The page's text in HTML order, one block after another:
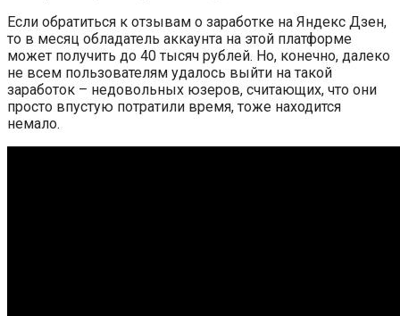
Если обратиться к отзывам о заработке на Яндекс Дзен,
то в месяц обладатель аккаунта на этой платформе
может получить до 40 тысяч рублей. Но, конечно, далеко
не всем пользователям удалось выйти на такой
заработок – недовольных юзеров, считающих, что они
просто впустую потратили время, тоже находится
немало.